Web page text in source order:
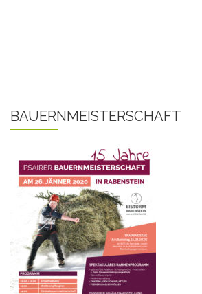
BAUERNMEISTERSCHAFT